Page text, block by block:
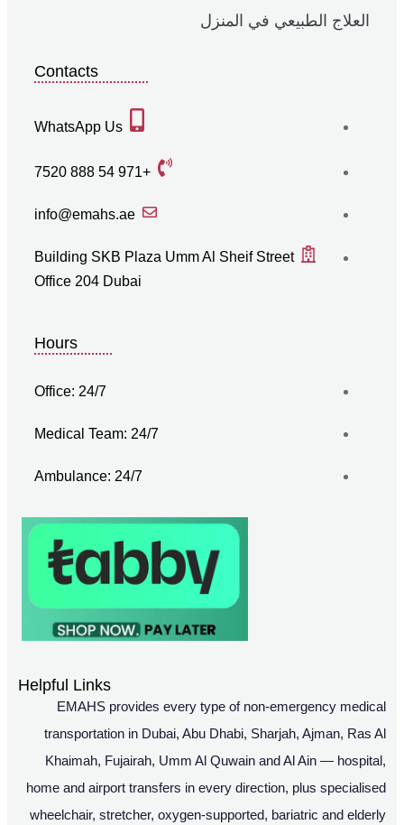
العلاج الطبيعي في المنزل
Contacts
WhatsApp Us
+971 54 888 7520
info@emahs.ae
Building SKB Plaza Umm Al Sheif Street
Office 204 Dubai
Hours
Office: 24/7
Medical Team: 24/7
Ambulance: 24/7
Helpful Links
EMAHS provides every type of non-emergency medical
transportation in Dubai, Abu Dhabi, Sharjah, Ajman, Ras Al
Khaimah, Fujairah, Umm Al Quwain and Al Ain — hospital,
home and airport transfers in every direction, plus specialised
wheelchair, stretcher, oxygen-supported, bariatric and elderly